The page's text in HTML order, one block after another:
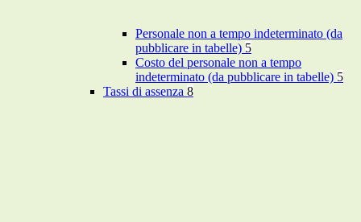
Personale non a tempo indeterminato (da
pubblicare in tabelle) 5
Costo del personale non a tempo
indeterminato (da pubblicare in tabelle) 5
Tassi di assenza 8